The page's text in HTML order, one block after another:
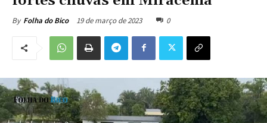
By Folha do Bico 19 de março de 2023 0